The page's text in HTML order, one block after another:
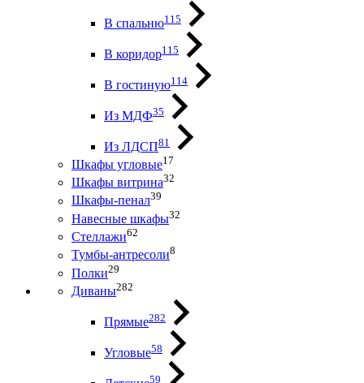
В спальню115
В коридор115
В гостиную114
Из МДФ35
Из ЛДСП81
Шкафы угловые17
Шкафы витрина32
Шкафы-пенал39
Навесные шкафы32
Стеллажи62
Тумбы-антресоли8
Полки29
Диваны282
Прямые282
Угловые58
59